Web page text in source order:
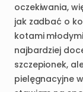
oczekiwania​,​
jak zadbać o
kotami młodymi
najbardziej
szczepionek​,​
pielęgnacyjne